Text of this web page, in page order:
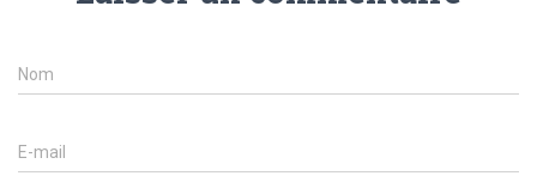
Nom
E-mail